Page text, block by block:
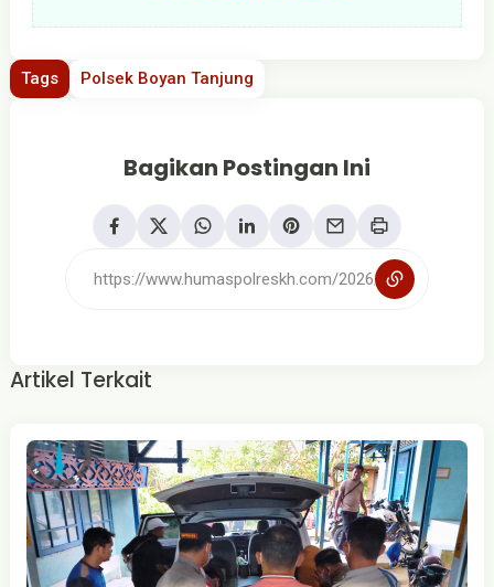
Tags Polsek Boyan Tanjung
Bagikan Postingan Ini
Artikel Terkait